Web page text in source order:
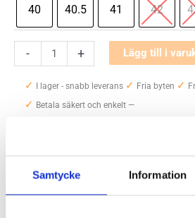
Samtycke Information
40 40.5 41 42
-
The
Roger
Advantage
+ Lägg till i
✓ I lager - snabb leverans ✓ Fria byten ✓
✓ Betala säkert och enkelt —
Saldo weblager. För aktuellt butikssaldo,